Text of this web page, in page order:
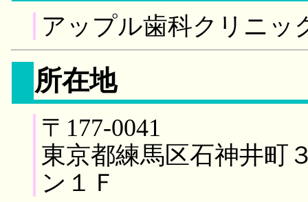
アップル歯科クリニ
所在地
〒177-0041
東京都練馬区石神井町
ン１Ｆ